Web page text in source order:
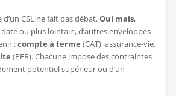
CSL ne fait pas débat.Oui mais,
ou plus lointain, d’autres enveloppes
:compte à terme (CAT), assurance-vie,
(PER). Chacune impose des contraintes
potentiel supérieur ou d’un